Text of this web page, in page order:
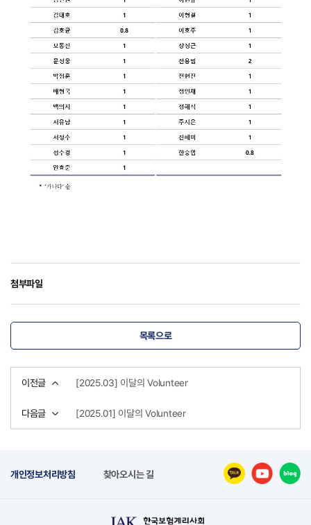
첨부파일
목록으로
이전글 [2025.03] 이달의 Volunteer
다음글 [2025.01] 이달의 Volunteer
개인정보처리방침 찾아오시는 길